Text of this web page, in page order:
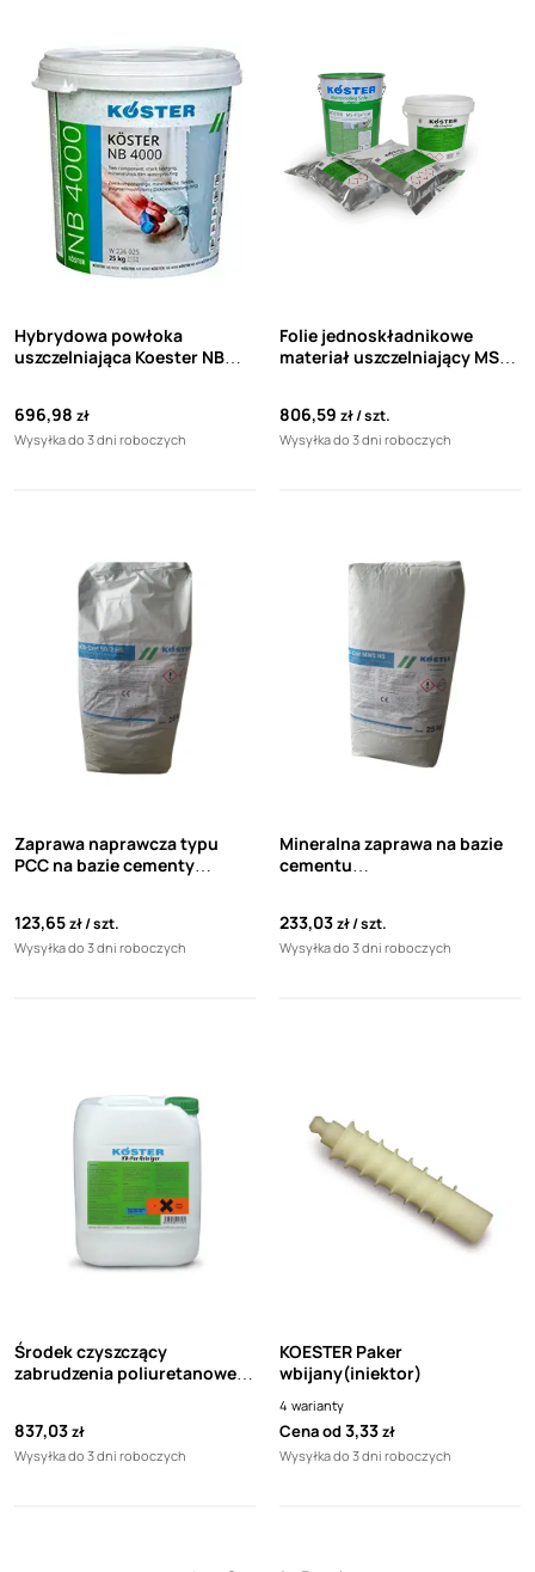
Hybrydowa powłoka
uszczelniająca Koester NB
696,98 zł
Wysyłka do 3 dni roboczych
Folie jednoskładnikowe
materiał uszczelniający MS
806,59 zł szt.
Wysyłka do 3 dni roboczych
Zaprawa naprawcza typu
PCC na bazie cementy
123,65zł szt.
Wysyłka do 3 dni roboczych
Mineralna zaprawa na bazie
cementu
233,03zł szt.
Wysyłka do 3 dni roboczych
Środek czyszczący
zabrudzenia poliuretanowe
837,03zł
Wysyłka do 3 dni roboczych
KOESTER Paker
wbijany(iniektor)
4 warianty
Cena od3,33zł
Wysyłka do 3 dni roboczych